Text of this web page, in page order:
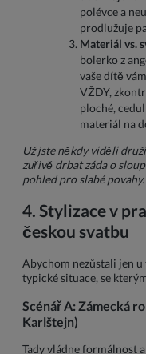
polévce a
prodlužuje
Materiál vs.
bolerko z
vaše dítě
VŽDY,
ploché,
materiál na
Už jste někdy viděli
zuřivě drbat záda o
pohled pro slabé povahy.
4. Stylizace v
českou svatbu
Abychom nezůstali jen
typické situace, se
Scénář A: Zámecká
Karlštejn)
Tady vládne formálnost